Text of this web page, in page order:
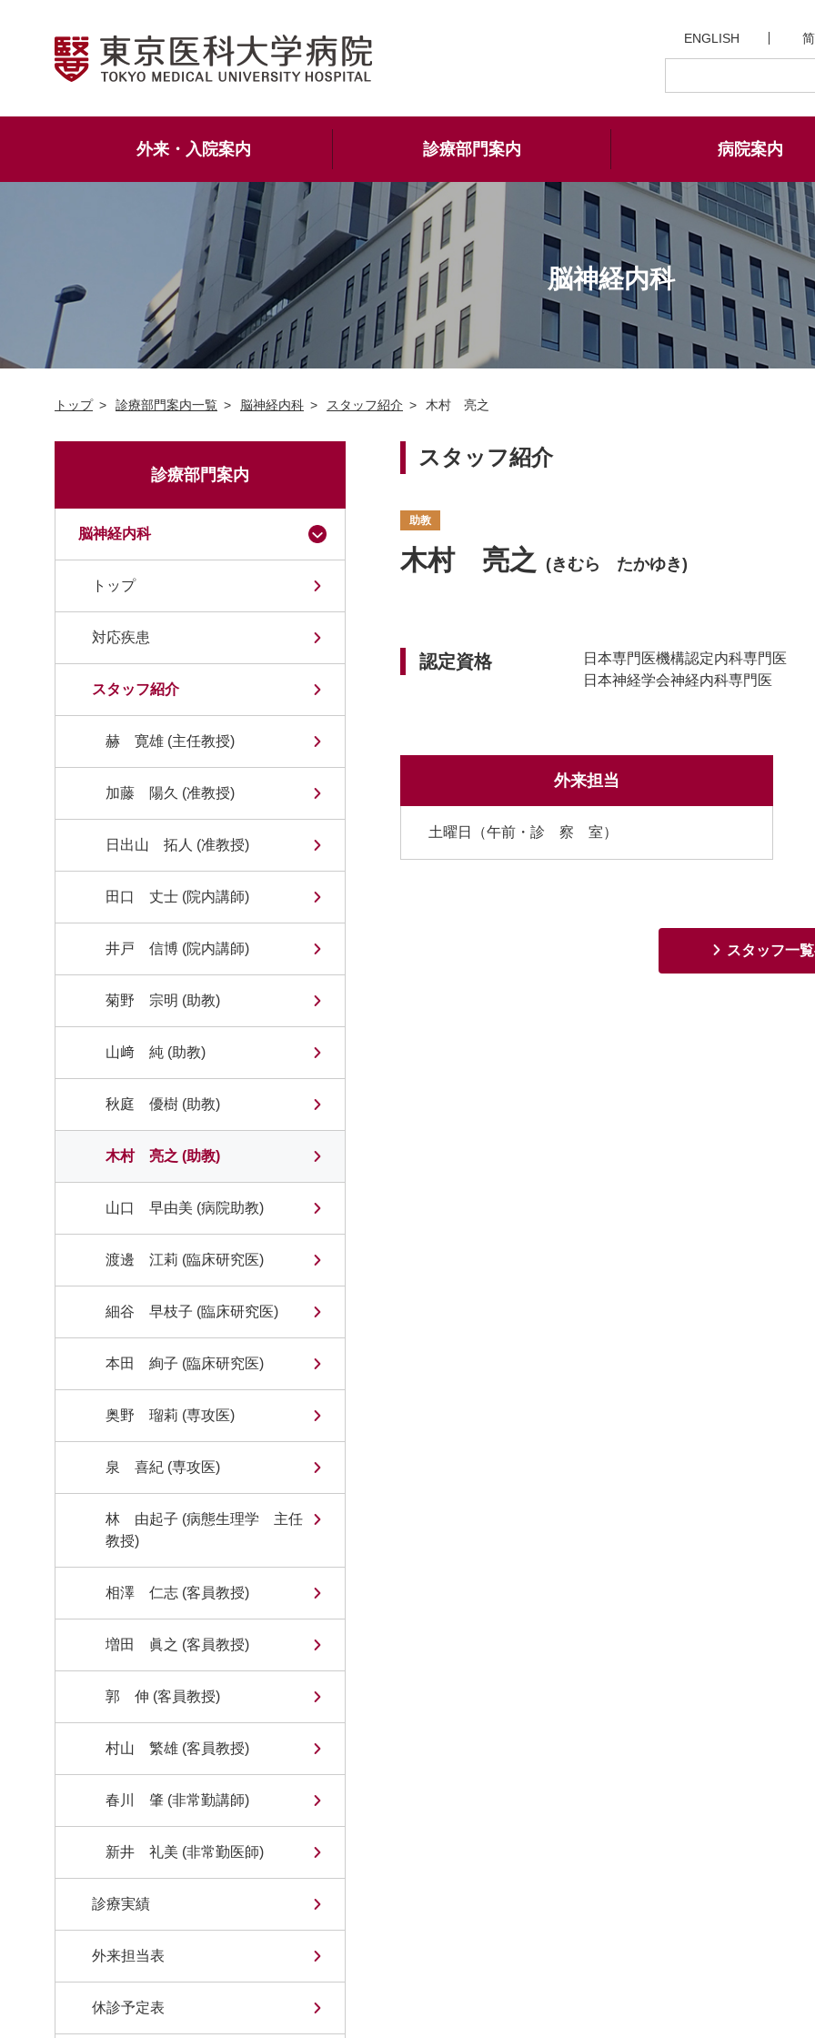
ENGLISH
外来・入院案内 診療部門案内 病院案内
脳神経内科
トップ 診療部門案内一覧 脳神経内科 スタッフ紹介 木村 亮之
スタッフ紹介
助教
木村 亮之 (きむら たかゆき)
認定資格
日本専門医機構認定内科専門医
日本神経学会神経内科専門医
外来担当
土曜日（午前・診 察 室）
スタッフ一
診療部門案内
脳神経内科
トップ
対応疾患
スタッフ紹介
赫 寛雄 (主任教授)
加藤 陽久 (准教授)
日出山 拓人 (准教授)
田口 丈士 (院内講師)
井戸 信博 (院内講師)
菊野 宗明 (助教)
山﨑 純 (助教)
秋庭 優樹 (助教)
木村 亮之 (助教)
山口 早由美 (病院助教)
渡邊 江莉 (臨床研究医)
細谷 早枝子 (臨床研究医)
本田 絢子 (臨床研究医)
奥野 瑠莉 (専攻医)
泉 喜紀 (専攻医)
林 由起子 (病態生理学 主任
教授)
相澤 仁志 (客員教授)
増田 眞之 (客員教授)
郭 伸 (客員教授)
村山 繁雄 (客員教授)
春川 肇 (非常勤講師)
新井 礼美 (非常勤医師)
診療実績
外来担当表
休診予定表